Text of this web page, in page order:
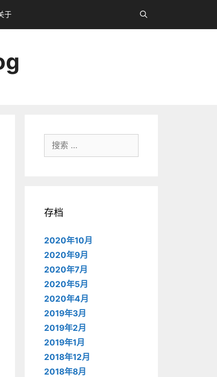
于
索：
存档
2020年10月
2020年9月
2020年7月
2020年5月
2020年4月
2019年3月
2019年2月
2019年1月
2018年12月
2018年8月